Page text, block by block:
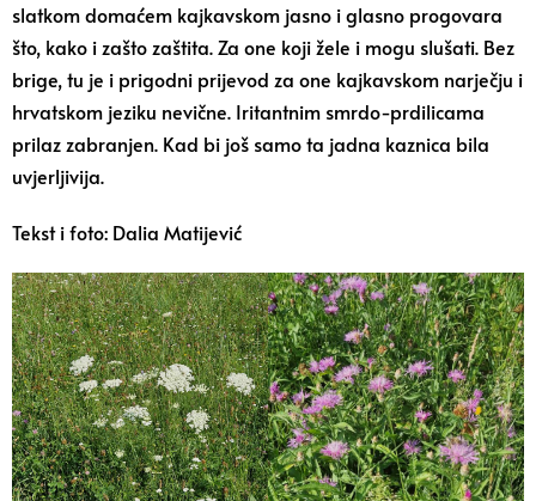
slatkom domaćem kajkavskom jasno i glasno progovara
što, kako i zašto zaštita. Za one koji žele i mogu slušati. Bez
brige, tu je i prigodni prijevod za one kajkavskom narječju i
hrvatskom jeziku nevične. Iritantnim smrdo-prdilicama
prilaz zabranjen. Kad bi još samo ta jadna kaznica bila
uvjerljivija.
Tekst i foto: Dalia Matijević